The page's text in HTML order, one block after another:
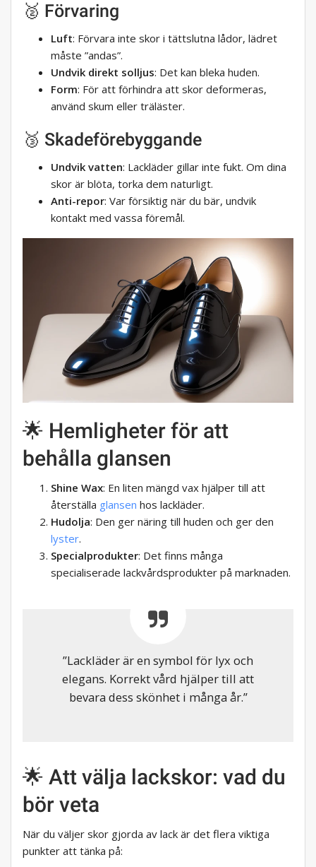
🥈 Förvaring
Luft: Förvara inte skor i tättslutna lådor, lädret
måste ”andas”.
Undvik direkt solljus: Det kan bleka huden.
Form: För att förhindra att skor deformeras,
använd skum eller träläster.
🥉 Skadeförebyggande
Undvik vatten: Lackläder gillar inte fukt. Om dina
skor är blöta, torka dem naturligt.
Anti-repor: Var försiktig när du bär, undvik
kontakt med vassa föremål.
🌟 Hemligheter för att
behålla glansen
Shine Wax: En liten mängd vax hjälper till att
återställa glansen hos lackläder.
Hudolja: Den ger näring till huden och ger den
lyster.
Specialprodukter: Det finns många
specialiserade lackvårdsprodukter på marknaden.
”Lackläder är en symbol för lyx och
elegans. Korrekt vård hjälper till att
bevara dess skönhet i många år.”
🌟 Att välja lackskor: vad du
bör veta
När du väljer skor gjorda av lack är det flera viktiga
punkter att tänka på: